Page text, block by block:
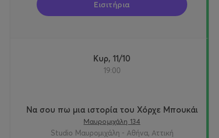
Εισιτήρια
Κυρ, 11/10
19:00
Να σου πω μια ιστορία του Χόρχε Μπουκάι
Μαυρομιχάλη 134
Studio Μαυρομιχάλη - Αθήνα, Αττική